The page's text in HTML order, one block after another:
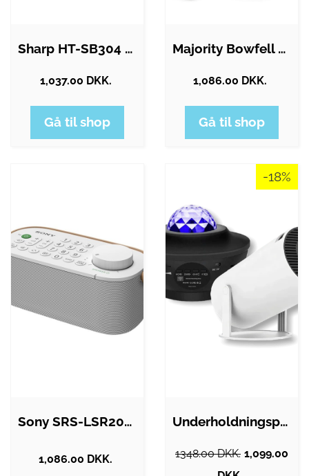
Sharp HT-SB304 - sound bar - for TV -…
1,037.00 DKK.
Gå til shop
Majority Bowfell Halo Dolby 5.1 - Black
1,086.00 DKK.
Gå til shop
Sony SRS-LSR200 - speaker - for TV -…
1,086.00 DKK.
-18%
Underholdningspakken
1348.00 DKK. 1,099.00